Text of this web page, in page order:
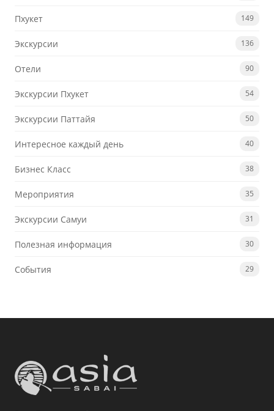
Пхукет 149
Экскурсии 136
Отели 90
Экскурсии Пхукет 54
Экскурсии Паттайя 50
Интересное каждый день 40
Бизнес Класс 38
Мероприятия 35
Экскурсии Самуи 31
Полезная информация 30
События 29